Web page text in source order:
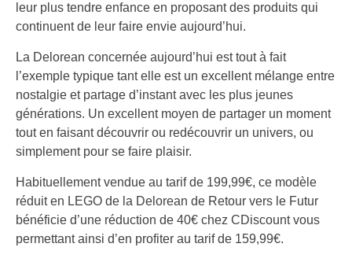
leur plus tendre enfance en proposant des produits qui
continuent de leur faire envie aujourd’hui.
La Delorean concernée aujourd’hui est tout à fait
l’exemple typique tant elle est un excellent mélange entre
nostalgie et partage d’instant avec les plus jeunes
générations. Un excellent moyen de partager un moment
tout en faisant découvrir ou redécouvrir un univers, ou
simplement pour se faire plaisir.
Habituellement vendue au tarif de 199,99€, ce modèle
réduit en LEGO de la Delorean de Retour vers le Futur
bénéficie d’une réduction de 40€ chez CDiscount vous
permettant ainsi d’en profiter au tarif de 159,99€.